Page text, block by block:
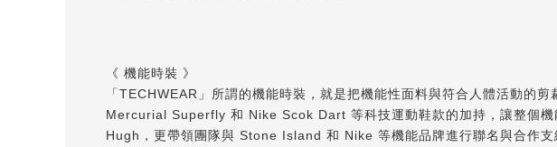
《 機能時裝 》
「TECHWEAR」所謂的機能時裝，就是把機能性面料與符合人體活動的
Mercurial Superfly 和 Nike Scok Dart 等科技運動鞋款的加持，讓整個
Hugh，更帶領團隊與 Stone Island 和 Nike 等機能品牌進行聯名與合作